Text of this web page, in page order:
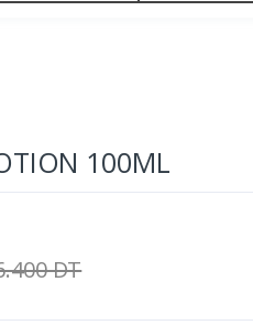
100ML
DT